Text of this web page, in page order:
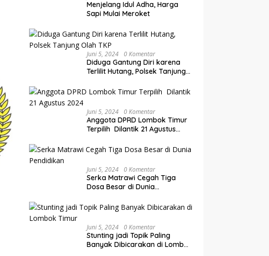
Menjelang Idul Adha, Harga
Sapi Mulai Meroket
Juni 5, 2024 0 Komentar
Diduga Gantung Diri karena
Terlilit Hutang, Polsek Tanjung
Juni 5, 2024 0 Komentar
Anggota DPRD Lombok Timur
Terpilih Dilantik 21 Agustus
Juni 5, 2024 0 Komentar
Serka Matrawi Cegah Tiga
Dosa Besar di Dunia
Juni 5, 2024 0 Komentar
Stunting jadi Topik Paling
Banyak Dibicarakan di Lombok